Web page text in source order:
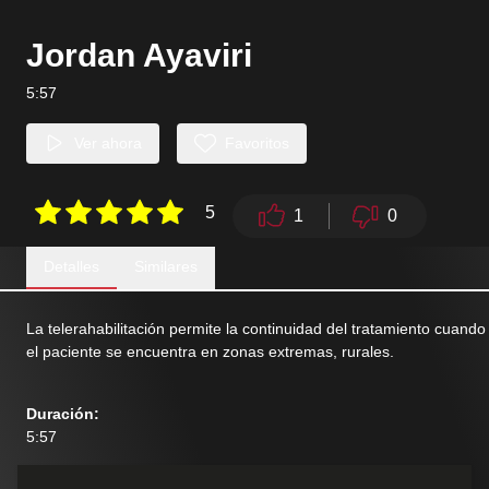
Jordan Ayaviri
5:57
5 1 0
La telerahabilitación permite la continuidad del tratamiento cuando
el paciente se encuentra en zonas extremas, rurales.
Duración:
5:57